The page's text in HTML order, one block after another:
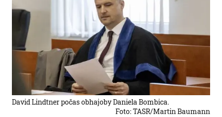
David Lindtner počas obhajoby Daniela Bombica.
Foto: TASR/Martin Baumann